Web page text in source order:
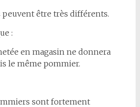
peuvent être très différents.
:
en magasin ne donnera
le même pommier.
sont fortement